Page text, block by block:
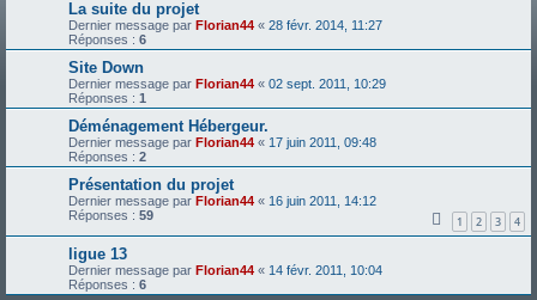
La suite du projet
Dernier message par Florian44 « 28 févr. 2014, 11:27
Réponses : 6
Site Down
Dernier message par Florian44 « 02 sept. 2011, 10:29
Réponses : 1
Déménagement Hébergeur.
Dernier message par Florian44 « 17 juin 2011, 09:48
Réponses : 2
Présentation du projet
Dernier message par Florian44 « 16 juin 2011, 14:12
Réponses : 59 1 2 3 4
ligue 13
Dernier message par Florian44 « 14 févr. 2011, 10:04
Réponses : 6